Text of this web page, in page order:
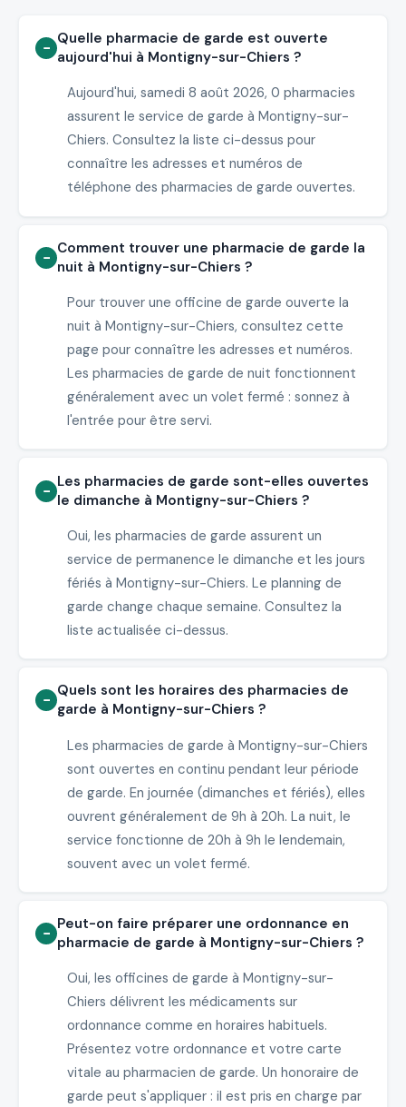
Quelle pharmacie de garde est ouverte
aujourd'hui à Montigny-sur-Chiers ?
Aujourd'hui, samedi 8 août 2026, 0 pharmacies
assurent le service de garde à Montigny-sur-
Chiers. Consultez la liste ci-dessus pour
connaître les adresses et numéros de
téléphone des pharmacies de garde ouvertes.
Comment trouver une pharmacie de garde la
nuit à Montigny-sur-Chiers ?
Pour trouver une officine de garde ouverte la
nuit à Montigny-sur-Chiers, consultez cette
page pour connaître les adresses et numéros.
Les pharmacies de garde de nuit fonctionnent
généralement avec un volet fermé : sonnez à
l'entrée pour être servi.
Les pharmacies de garde sont-elles ouvertes
le dimanche à Montigny-sur-Chiers ?
Oui, les pharmacies de garde assurent un
service de permanence le dimanche et les jours
fériés à Montigny-sur-Chiers. Le planning de
garde change chaque semaine. Consultez la
liste actualisée ci-dessus.
Quels sont les horaires des pharmacies de
garde à Montigny-sur-Chiers ?
Les pharmacies de garde à Montigny-sur-Chiers
sont ouvertes en continu pendant leur période
de garde. En journée (dimanches et fériés), elles
ouvrent généralement de 9h à 20h. La nuit, le
service fonctionne de 20h à 9h le lendemain,
souvent avec un volet fermé.
Peut-on faire préparer une ordonnance en
pharmacie de garde à Montigny-sur-Chiers ?
Oui, les officines de garde à Montigny-sur-
Chiers délivrent les médicaments sur
ordonnance comme en horaires habituels.
Présentez votre ordonnance et votre carte
vitale au pharmacien de garde. Un honoraire de
garde peut s'appliquer : il est pris en charge par